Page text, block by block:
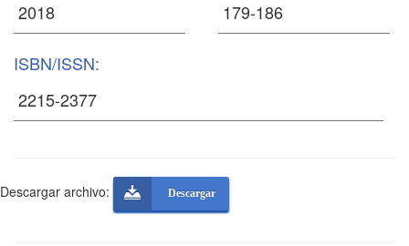
ISBN/ISSN:
Descargar archivo: Descargar